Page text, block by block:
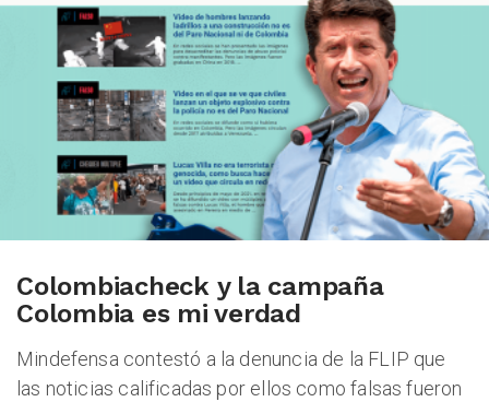
Colombiacheck y la campaña
Colombia es mi verdad
Mindefensa contestó a la denuncia de la FLIP que
las noticias calificadas por ellos como falsas fueron